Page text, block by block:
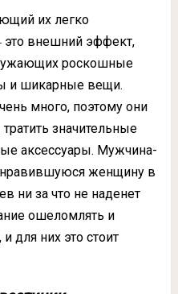
их легко
это внешний эффект,
роскошные
и шикарные вещи.
много, поэтому они
значительные
аксессуары. Мужчина-
женщину в
ни за что не наденет
ошеломлять и
для них это стоит